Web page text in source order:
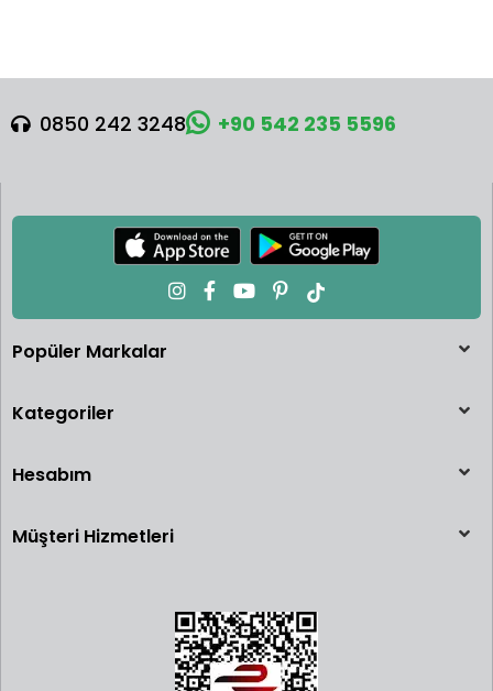
0850 242 3248 +90 542 235 5596
Popüler Markalar
Kategoriler
Hesabım
Müşteri Hizmetleri